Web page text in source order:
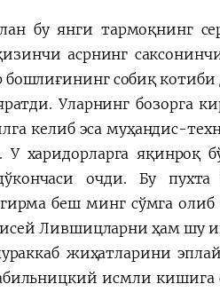
бу янги тармоқнинг
асрнинг
собиқ
Уларнинг бозорга
келиб эса муҳандис-
харидорларга яқинроқ
очди. Бу
беш минг сўмга
Лившицларни ҳам шу
жиҳатларини
исмли кишига